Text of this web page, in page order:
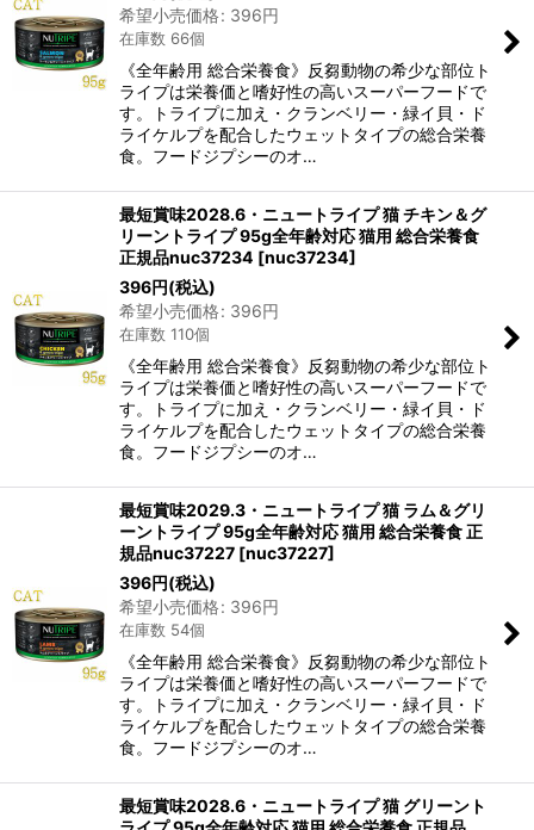
希望小売価格: 396円
在庫数 66個
《全年齢用 総合栄養食》反芻動物の希少な部位ト
ライプは栄養価と嗜好性の高いスーパーフードで
す。トライプに加え・クランベリー・緑イ貝・ド
ライケルプを配合したウェットタイプの総合栄養
食。フードジプシーのオ…
最短賞味2028.6・ニュートライプ 猫 チキン＆グ
リーントライプ 95g全年齢対応 猫用 総合栄養食
正規品nuc37234 [nuc37234]
396円(税込)
希望小売価格: 396円
在庫数 110個
《全年齢用 総合栄養食》反芻動物の希少な部位ト
ライプは栄養価と嗜好性の高いスーパーフードで
す。トライプに加え・クランベリー・緑イ貝・ド
ライケルプを配合したウェットタイプの総合栄養
食。フードジプシーのオ…
最短賞味2029.3・ニュートライプ 猫 ラム＆グリ
ーントライプ 95g全年齢対応 猫用 総合栄養食 正
規品nuc37227 [nuc37227]
396円(税込)
希望小売価格: 396円
在庫数 54個
《全年齢用 総合栄養食》反芻動物の希少な部位ト
ライプは栄養価と嗜好性の高いスーパーフードで
す。トライプに加え・クランベリー・緑イ貝・ド
ライケルプを配合したウェットタイプの総合栄養
食。フードジプシーのオ…
最短賞味2028.6・ニュートライプ 猫 グリーント